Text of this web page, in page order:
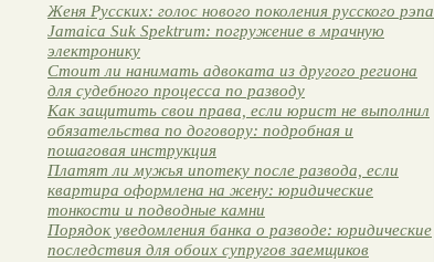
Женя Русских: голос нового поколения русского рэпа
Jamaica Suk Spektrum: погружение в мрачную
электронику
Стоит ли нанимать адвоката из другого региона
для судебного процесса по разводу
Как защитить свои права, если юрист не выполнил
обязательства по договору: подробная и
пошаговая инструкция
Платят ли мужья ипотеку после развода, если
квартира оформлена на жену: юридические
тонкости и подводные камни
Порядок уведомления банка о разводе: юридические
последствия для обоих супругов заемщиков